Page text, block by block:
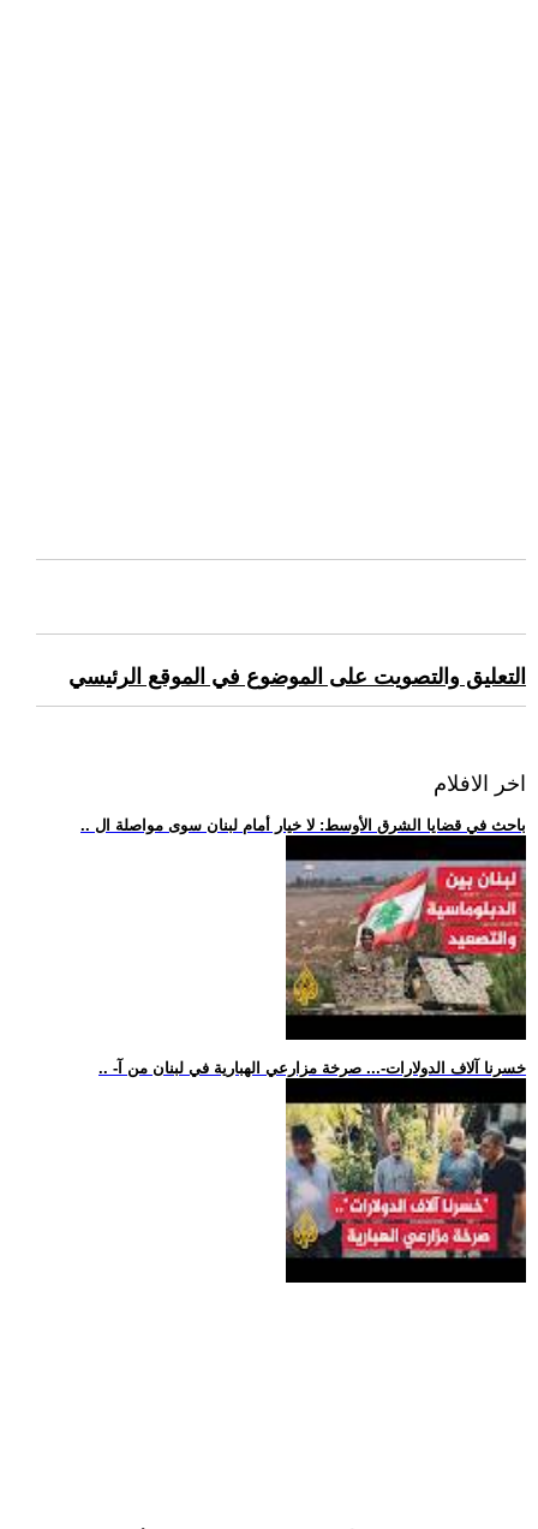
التعليق والتصويت على الموضوع في الموقع الرئيسي
اخر الافلام
.. باحث في قضايا الشرق الأوسط: لا خيار أمام لبنان سوى مواصلة ال
.. -خسرنا آلاف الدولارات-... صرخة مزارعي الهبارية في لبنان من آ